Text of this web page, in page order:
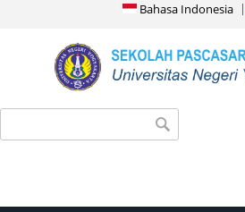
Bahasa Indonesia
Search form